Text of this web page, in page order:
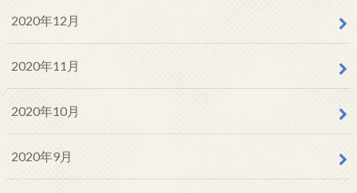
2020年12月
2020年11月
2020年10月
2020年9月